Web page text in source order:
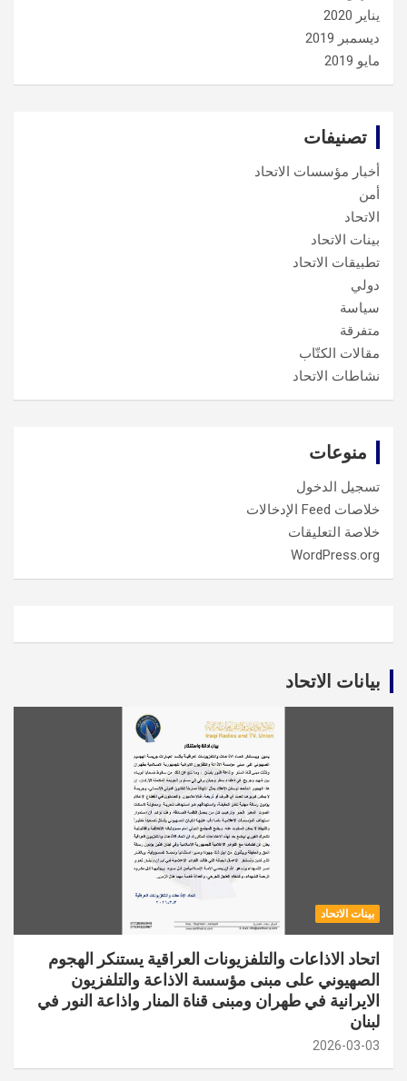
يناير 2020
ديسمبر 2019
مايو 2019
تصنيفات
أخبار مؤسسات الاتحاد
أمن
الاتحاد
بينات الاتحاد
تطبيقات الاتحاد
دولي
سياسة
متفرقة
مقالات الكتّاب
نشاطات الاتحاد
منوعات
تسجيل الدخول
خلاصات Feed الإدخالات
خلاصة التعليقات
WordPress.org
بيانات الاتحاد
بينات الاتحاد
اتحاد الاذاعات والتلفزيونات العراقية يستنكر الهجوم
الصهيوني على مبنى مؤسسة الاذاعة والتلفزيون
الايرانية في طهران ومبنى قناة المنار واذاعة النور في
لبنان
2026-03-03